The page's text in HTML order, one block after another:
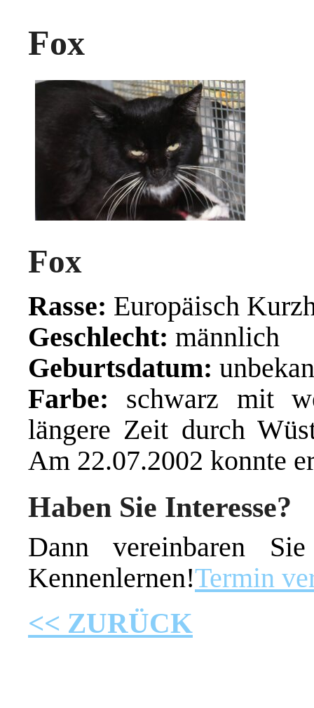
Fox
Fox
Rasse: Europäisch
Geschlecht: männlich
Geburtsdatum:
Farbe: schwarz mit
längere Zeit durch
Am 22.07.2002 konnte
Haben Sie Interesse?
Dann vereinbaren
Kennenlernen!Termin
<< ZURÜCK